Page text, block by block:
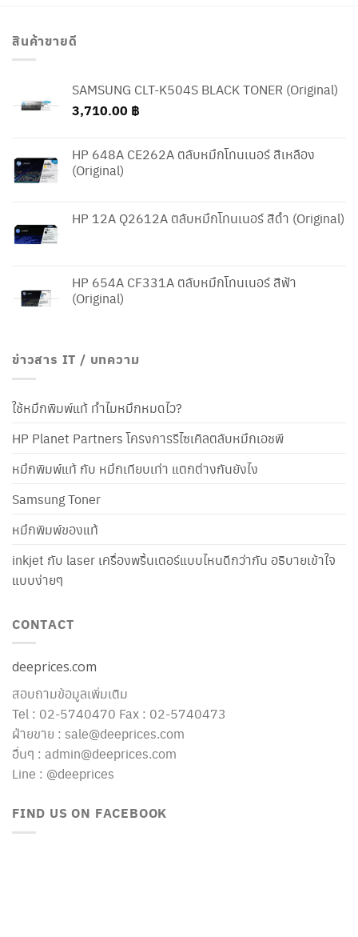
สินค้าขายดี
SAMSUNG CLT-K504S BLACK TONER (Original)
3,710.00 ฿
HP 648A CE262A ตลับหมึกโทนเนอร์ สีเหลือง
(Original)
HP 12A Q2612A ตลับหมึกโทนเนอร์ สีดำ (Original)
HP 654A CF331A ตลับหมึกโทนเนอร์ สีฟ้า
(Original)
ข่าวสาร IT / บทความ
ใช้หมึกพิมพ์แท้ ทำไมหมึกหมดไว?
HP Planet Partners โครงการรีไซเคิลตลับหมึกเอชพี
หมึกพิมพ์แท้ กับ หมึกเทียบเท่า แตกต่างกันยังไง
Samsung Toner
หมึกพิมพ์ของแท้
inkjet กับ laser เครื่องพริ้นเตอร์แบบไหนดีกว่ากัน อธิบายเข้าใจ
แบบง่ายๆ
CONTACT
deeprices.com
สอบถามข้อมูลเพิ่มเติม
Tel : 02-5740470 Fax : 02-5740473
ฝ่ายขาย : sale@deeprices.com
อื่นๆ : admin@deeprices.com
Line : @deeprices
FIND US ON FACEBOOK